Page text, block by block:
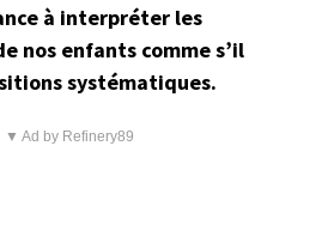
à interpréter les
nos enfants comme s’il
systématiques.
▼ Ad by Refinery89